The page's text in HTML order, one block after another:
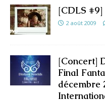
[CDLS #9]
2 août 2009
[Concert]
Final
décembre